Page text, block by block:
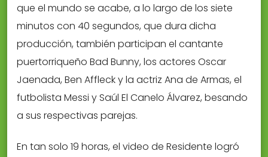
que el mundo se acabe, a lo largo de los siete
minutos con 40 segundos, que dura dicha
producción, también participan el cantante
puertorriqueño Bad Bunny, los actores Oscar
Jaenada, Ben Affleck y la actriz Ana de Armas, el
futbolista Messi y Saúl El Canelo Álvarez, besando
a sus respectivas parejas.
En tan solo 19 horas, el video de Residente logró